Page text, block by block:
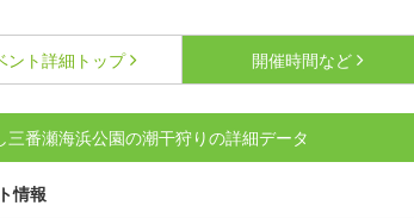
ント詳細 トップ 開催時間など
三番瀬海浜公園の潮干狩りの詳細データ
情報